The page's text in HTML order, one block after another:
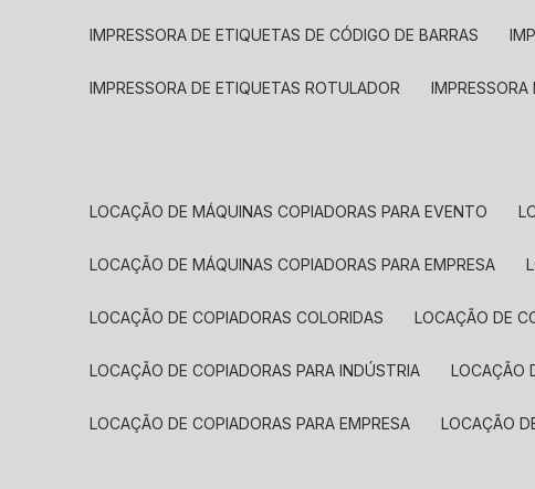
IMPRESSORA DE ETIQUETAS DE CÓDIGO DE BARRAS
IMPRESSORA DE ETIQUETAS ROTULADOR
LOCAÇÃO DE MÁQUINAS COPIADORAS PARA EVENTO
LOCAÇÃO DE MÁQUINAS COPIADORAS PARA EMPRESA
LOCAÇÃO DE COPIADORAS COLORIDAS LOCAÇÃO DE
LOCAÇÃO DE COPIADORAS PARA INDÚSTRIA LOCAÇÃO
LOCAÇÃO DE COPIADORAS PARA EMPRESA LOCAÇÃO